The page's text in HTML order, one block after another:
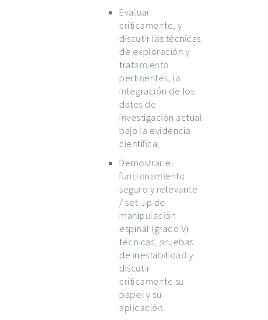
Evaluar
críticamente, y
discutir las técnicas
de exploración y
tratamiento
pertinentes, la
integración de los
datos de
investigación actual
bajo la evidencia
científica.
Demostrar el
funcionamiento
seguro y relevante
/ set-up de
manipulación
espinal (grado V)
técnicas, pruebas
de inestabilidad y
discutir
críticamente su
papel y su
aplicación.